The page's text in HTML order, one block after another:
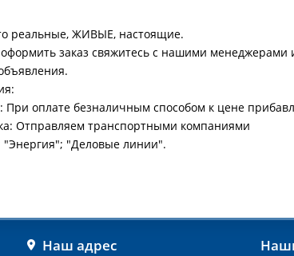
реальные, ЖИВЫЕ, настоящие.
заказ свяжитесь с нашими менеджерами
При оплате безналичным способом к цене
Отправляем транспортными компаниями
"Деловые линии".
Наш адрес